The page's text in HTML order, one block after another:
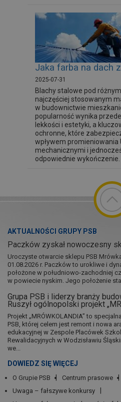
Jaka farba na dach
2025-07-31
Blachy stalowe pod
najczęściej stosowanym
w budownictwie
popularność wynika
lekkości i estetyki, a
ochronne, które
wpływem
mechanicznymi i
odpowiednie wykończenie.
AKTUALNOŚCI GRUPY PSB
Paczków zyskał nowoczesny
Uroczyste otwarcie sklepu PSB
01.08.2026 r. Paczków to urokliwe i
położone w południowo-zachodniej
w powiecie nyskim. Jego położenie
Grupa PSB i liderzy branży
Ruszył ogólnopolski projekt
Projekt „MRÓWKOLANDIA” to
PSB, której celem jest remont i nowa
edukacyjnej w Zespole Placówek
Rewalidacyjnych w Wodzisławiu
we...
DOWIEDZ SIĘ WIĘCEJ
O Grupie PSB Centrum prasowe
Uwaga – fałszywe konkursy